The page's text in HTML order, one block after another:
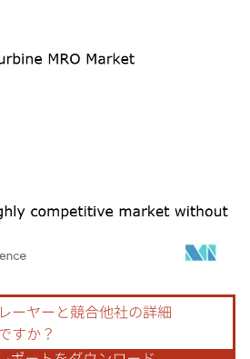
利用にはCC BY 4.0の表示が必要です。